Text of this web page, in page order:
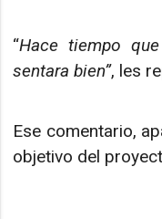
“Hace tiempo
sentara bien”, les
Ese comentario,
objetivo del